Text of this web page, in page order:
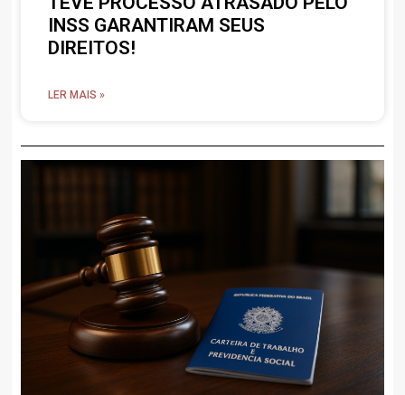
INSS GARANTIRAM SEUS
DIREITOS!
LER MAIS »